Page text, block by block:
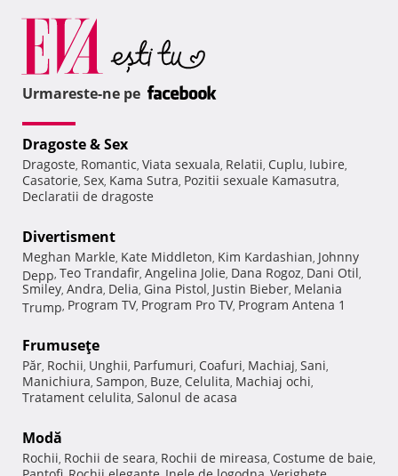
Urmareste-ne pe
Dragoste & Sex
Dragoste, Romantic, Viata sexuala, Relatii, Cuplu, Iubire,
Casatorie, Sex, Kama Sutra, Pozitii sexuale Kamasutra,
Declaratii de dragoste
Divertisment
Meghan Markle, Kate Middleton, Kim Kardashian, Johnny
Depp, Teo Trandafir, Angelina Jolie, Dana Rogoz, Dani Otil,
Smiley, Andra, Delia, Gina Pistol, Justin Bieber, Melania
Trump, Program TV, Program Pro TV, Program Antena 1
Frumuseţe
Păr, Rochii, Unghii, Parfumuri, Coafuri, Machiaj, Sani,
Manichiura, Sampon, Buze, Celulita, Machiaj ochi,
Tratament celulita, Salonul de acasa
Modă
Rochii, Rochii de seara, Rochii de mireasa, Costume de baie,